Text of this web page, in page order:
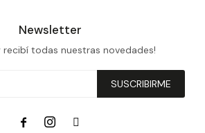
Newsletter
recibí todas nuestras novedades!
SUSCRIBIRME
  